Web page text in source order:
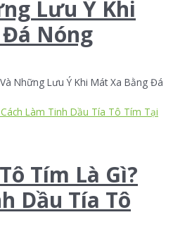
Lưu Ý Khi
Nóng
Những Lưu Ý Khi Mát Xa Bằng Đá
Tím Là Gì?
Dầu Tía Tô